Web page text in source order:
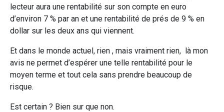
lecteur aura une rentabilité sur son compte en euro
d’environ 7 % par an et une rentabilité de prés de 9 % en
dollar sur les deux ans qui viennent.
Et dans le monde actuel, rien , mais vraiment rien, là mon
avis ne permet d’espérer une telle rentabilité pour le
moyen terme et tout cela sans prendre beaucoup de
risque.
Est certain ? Bien sur que non.